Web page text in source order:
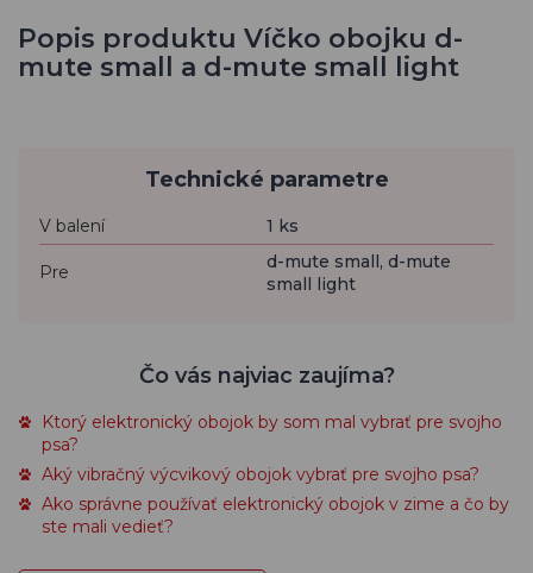
Popis produktu Víčko obojku d-
mute small a d-mute small light
Technické parametre
V balení 1 ks
Pre
d-mute small, d-mute
small light
Čo vás najviac zaujíma?
Ktorý elektronický obojok by som mal vybrať pre svojho
psa?
Aký vibračný výcvikový obojok vybrať pre svojho psa?
Ako správne používať elektronický obojok v zime a čo by
ste mali vedieť?